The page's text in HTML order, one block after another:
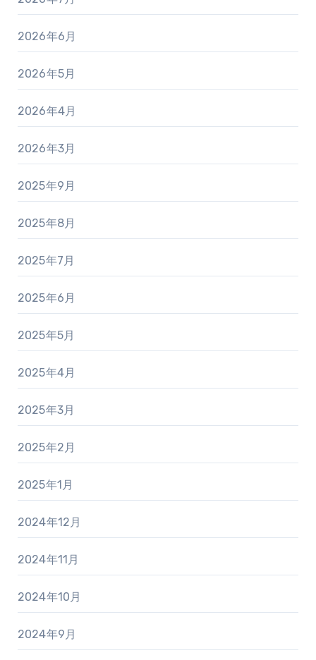
2026年6月
2026年5月
2026年4月
2026年3月
2025年9月
2025年8月
2025年7月
2025年6月
2025年5月
2025年4月
2025年3月
2025年2月
2025年1月
2024年12月
2024年11月
2024年10月
2024年9月